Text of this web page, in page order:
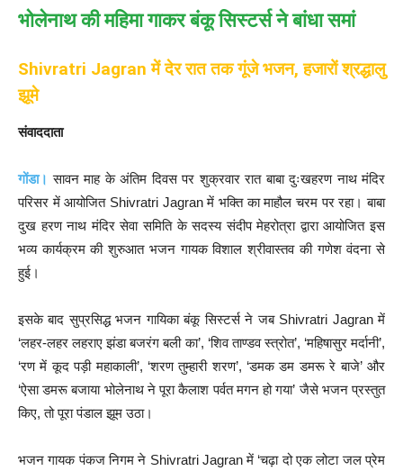
भोलेनाथ की महिमा गाकर बंकू सिस्टर्स ने बांधा समां
Shivratri Jagran में देर रात तक गूंजे भजन, हजारों श्रद्धालु
झूमे
संवाददाता
गोंडा। सावन माह के अंतिम दिवस पर शुक्रवार रात बाबा दुःखहरण नाथ मंदिर
परिसर में आयोजित Shivratri Jagran में भक्ति का माहौल चरम पर रहा। बाबा
दुख हरण नाथ मंदिर सेवा समिति के सदस्य संदीप मेहरोत्रा द्वारा आयोजित इस
भव्य कार्यक्रम की शुरुआत भजन गायक विशाल श्रीवास्तव की गणेश वंदना से
हुई।
इसके बाद सुप्रसिद्ध भजन गायिका बंकू सिस्टर्स ने जब Shivratri Jagran में
‘लहर-लहर लहराए झंडा बजरंग बली का’, ‘शिव ताण्डव स्त्रोत’, ‘महिषासुर मर्दानी’,
‘रण में कूद पड़ी महाकाली’, ‘शरण तुम्हारी शरण’, ‘डमक डम डमरू रे बाजे’ और
‘ऐसा डमरू बजाया भोलेनाथ ने पूरा कैलाश पर्वत मगन हो गया’ जैसे भजन प्रस्तुत
किए, तो पूरा पंडाल झूम उठा।
भजन गायक पंकज निगम ने Shivratri Jagran में ‘चढ़ा दो एक लोटा जल प्रेम